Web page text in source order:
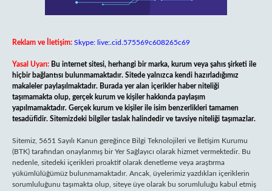
Reklam ve İletişim: Skype: live:.cid.575569c608265c69
Yasal Uyarı: Bu internet sitesi, herhangi bir marka, kurum veya şahıs şirketi ile
hiçbir bağlantısı bulunmamaktadır. Sitede yalnızca kendi hazırladığımız
makaleler paylaşılmaktadır. Burada yer alan içerikler haber niteliği
taşımamakta olup, gerçek kurum ve kişiler hakkında paylaşım
yapılmamaktadır. Gerçek kurum ve kişiler ile isim benzerlikleri tamamen
tesadüfidir. Sitemizdeki bilgiler taslak halindedir ve tavsiye niteliği taşımazlar.
Sitemiz, 5651 Sayılı Kanun gereğince Bilgi Teknolojileri ve İletişim Kurumu
(BTK) tarafından onaylanmış bir Yer Sağlayıcı olarak hizmet vermektedir. Bu
nedenle, sitedeki içerikleri proaktif olarak denetleme veya araştırma
yükümlülüğümüz bulunmamaktadır. Ancak, üyelerimiz yazdıkları içeriklerin
sorumluluğunu taşımakta olup, siteye üye olarak bu sorumluluğu kabul etmiş